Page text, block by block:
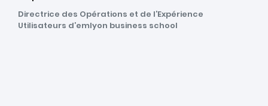
Directrice des Opérations et de l’Expérience
Utilisateurs d’emlyon business school